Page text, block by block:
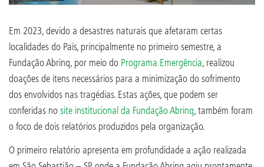
Em 2023, devido a desastres naturais que afetaram certas
localidades do País, principalmente no primeiro semestre, a
Fundação Abrinq, por meio do Programa Emergência, realizou
doações de itens necessários para a minimização do sofrimento
dos envolvidos nas tragédias. Estas ações, que podem ser
conferidas nosite institucional da Fundação Abrinq, também foram
o foco de dois relatórios produzidos pela organização.
O primeiro relatório apresenta em profundidade a ação realizada